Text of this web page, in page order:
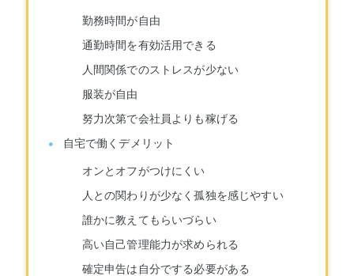
勤務時間が自由
通勤時間を有効活用できる
人間関係でのストレスが少ない
服装が自由
努力次第で会社員よりも稼げる
自宅で働くデメリット
オンとオフがつけにくい
人との関わりが少なく孤独を感じやすい
誰かに教えてもらいづらい
高い自己管理能力が求められる
確定申告は自分でする必要がある